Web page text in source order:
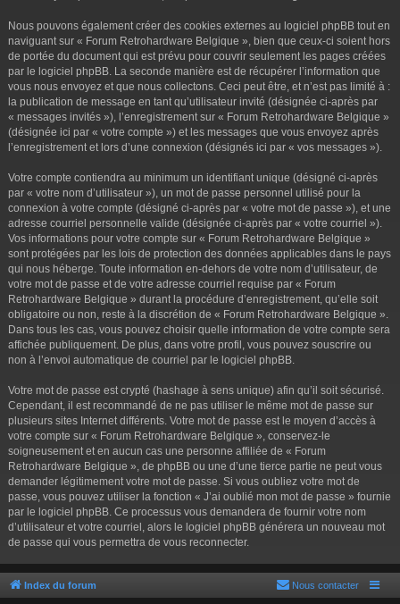
Nous pouvons également créer des cookies externes au logiciel phpBB tout en
naviguant sur « Forum Retrohardware Belgique », bien que ceux-ci soient hors
de portée du document qui est prévu pour couvrir seulement les pages créées
par le logiciel phpBB. La seconde manière est de récupérer l’information que
vous nous envoyez et que nous collectons. Ceci peut être, et n’est pas limité à :
la publication de message en tant qu’utilisateur invité (désignée ci-après par
« messages invités »), l’enregistrement sur « Forum Retrohardware Belgique »
(désignée ici par « votre compte ») et les messages que vous envoyez après
l’enregistrement et lors d’une connexion (désignés ici par « vos messages »).
Votre compte contiendra au minimum un identifiant unique (désigné ci-après
par « votre nom d’utilisateur »), un mot de passe personnel utilisé pour la
connexion à votre compte (désigné ci-après par « votre mot de passe »), et une
adresse courriel personnelle valide (désignée ci-après par « votre courriel »).
Vos informations pour votre compte sur « Forum Retrohardware Belgique »
sont protégées par les lois de protection des données applicables dans le pays
qui nous héberge. Toute information en-dehors de votre nom d’utilisateur, de
votre mot de passe et de votre adresse courriel requise par « Forum
Retrohardware Belgique » durant la procédure d’enregistrement, qu’elle soit
obligatoire ou non, reste à la discrétion de « Forum Retrohardware Belgique ».
Dans tous les cas, vous pouvez choisir quelle information de votre compte sera
affichée publiquement. De plus, dans votre profil, vous pouvez souscrire ou
non à l’envoi automatique de courriel par le logiciel phpBB.
Votre mot de passe est crypté (hashage à sens unique) afin qu’il soit sécurisé.
Cependant, il est recommandé de ne pas utiliser le même mot de passe sur
plusieurs sites Internet différents. Votre mot de passe est le moyen d’accès à
votre compte sur « Forum Retrohardware Belgique », conservez-le
soigneusement et en aucun cas une personne affiliée de « Forum
Retrohardware Belgique », de phpBB ou une d’une tierce partie ne peut vous
demander légitimement votre mot de passe. Si vous oubliez votre mot de
passe, vous pouvez utiliser la fonction « J’ai oublié mon mot de passe » fournie
par le logiciel phpBB. Ce processus vous demandera de fournir votre nom
d’utilisateur et votre courriel, alors le logiciel phpBB générera un nouveau mot
de passe qui vous permettra de vous reconnecter.
Index du forum Nous contacter